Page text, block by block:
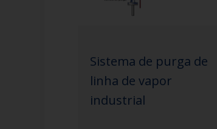
Sistema de purga de
linha de vapor
industrial